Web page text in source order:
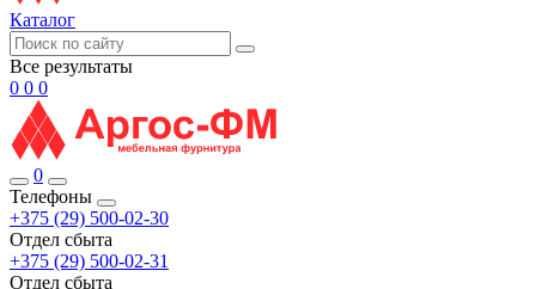
Каталог
Все результаты
0 0 0
0
Телефоны
+375 (29) 500-02-30
Отдел сбыта
+375 (29) 500-02-31
Отдел сбыта